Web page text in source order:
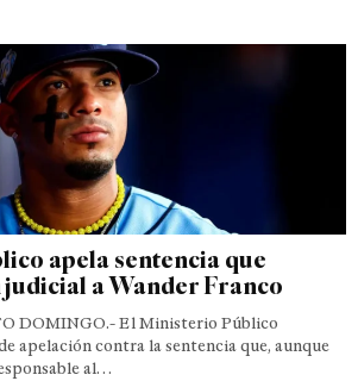
apela sentencia que
a Wander Franco
DOMINGO.- El Ministerio Público
apelación contra la sentencia que, aunque
al…